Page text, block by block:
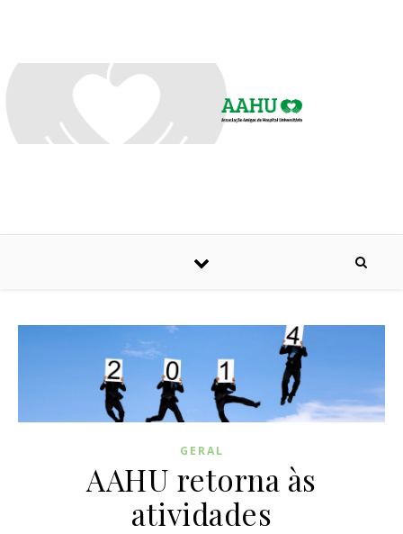
GERAL
AAHU retorna às
atividades